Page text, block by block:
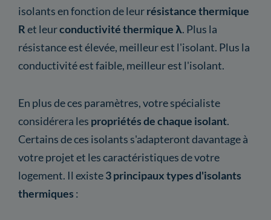
isolants en fonction de leurrésistance thermique
Ret leurconductivité thermique λ. Plus la
résistance est élevée, meilleur est l'isolant. Plus la
conductivité est faible, meilleur est l'isolant.
En plus de ces paramètres, votre spécialiste
considérera les propriétés de chaque isolant.
Certains de ces isolants s'adapteront davantage à
votre projet et les caractéristiques de votre
logement. Il existe3 principaux types d'isolants
thermiques :